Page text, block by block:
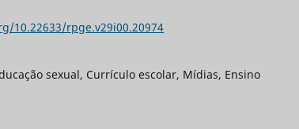
10.22633/rpge.v29i00.20974
sexual, Currículo escolar, Mídias, Ensino